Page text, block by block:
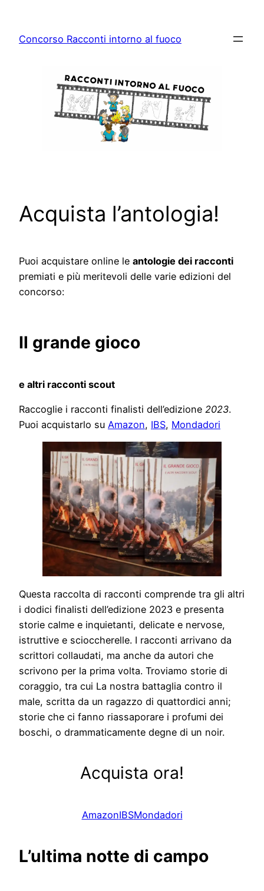
contenuto
Concorso Racconti intorno al fuoco
Acquista l’antologia!
Puoi acquistare online le antologie dei racconti
premiati e più meritevoli delle varie edizioni del
concorso:
Il grande gioco
e altri racconti scout
Raccoglie i racconti finalisti dell’edizione 2023.
Puoi acquistarlo su Amazon, IBS, Mondadori
Questa raccolta di racconti comprende tra gli altri
i dodici finalisti dell’edizione 2023 e presenta
storie calme e inquietanti, delicate e nervose,
istruttive e scioccherelle. I racconti arrivano da
scrittori collaudati, ma anche da autori che
scrivono per la prima volta. Troviamo storie di
coraggio, tra cui La nostra battaglia contro il
male, scritta da un ragazzo di quattordici anni;
storie che ci fanno riassaporare i profumi dei
boschi, o drammaticamente degne di un noir.
Acquista ora!
AmazonIBSMondadori
L’ultima notte di campo